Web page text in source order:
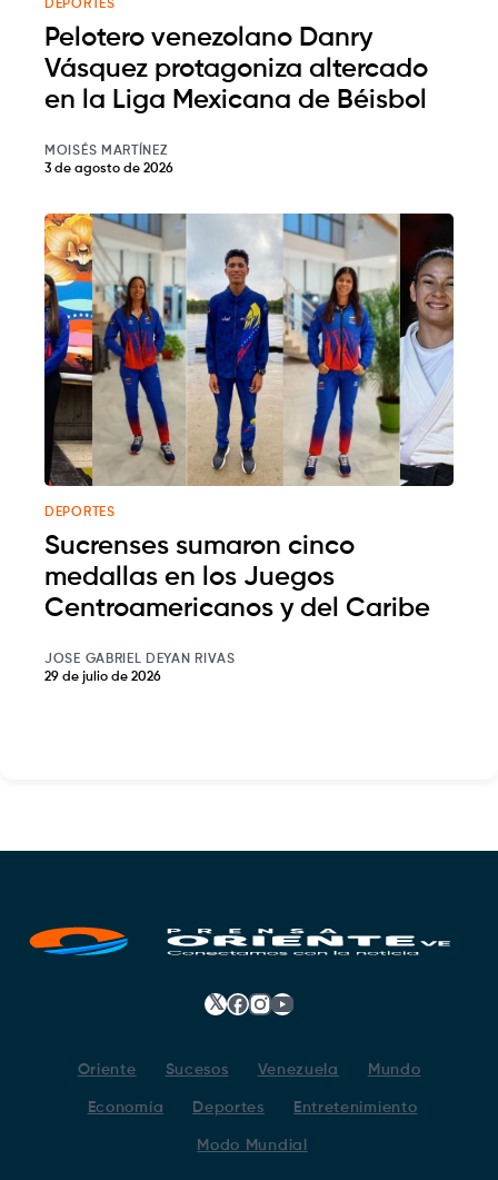
DEPORTES
Pelotero venezolano Danry
Vásquez protagoniza altercado
en la Liga Mexicana de Béisbol
MOISÉS MARTÍNEZ
3 de agosto de 2026
DEPORTES
Sucrenses sumaron cinco
medallas en los Juegos
Centroamericanos y del Caribe
JOSE GABRIEL DEYAN RIVAS
29 de julio de 2026
𝕏 Facebook
Instagram
YouTube
Oriente Sucesos Venezuela Mundo
Economía Deportes Entretenimiento
Modo Mundial